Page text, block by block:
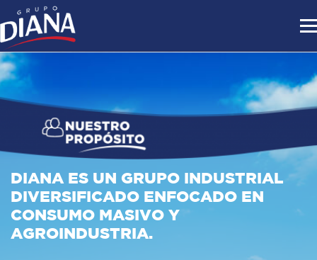
DIANA ES UN GRUPO INDUSTRIAL
DIVERSIFICADO ENFOCADO EN
CONSUMO MASIVO Y
AGROINDUSTRIA.